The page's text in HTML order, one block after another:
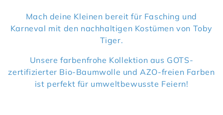
Mach deine Kleinen bereit für Fasching und
Karneval mit den nachhaltigen Kostümen von Toby
Tiger.
Unsere farbenfrohe Kollektion aus GOTS-
zertifizierter Bio-Baumwolle und AZO-freien Farben
ist perfekt für umweltbewusste Feiern!